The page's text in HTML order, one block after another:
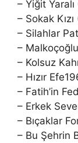
– Yiğit
– Sokak
– Silahlar
–
– Kolsuz
– Hızır
– Fatih’in
– Erkek
– Bıçaklar
– Bu Şehrin